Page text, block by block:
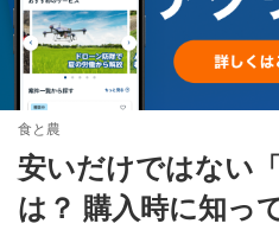
食と農
安いだけではない
は？ 購入時に知っ